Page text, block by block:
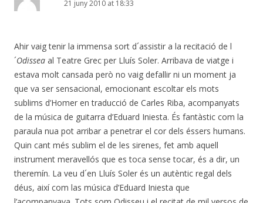
21 juny 2010 at 18:33
Ahir vaig tenir la immensa sort d´assistir a la recitació de l
´Odissea al Teatre Grec per Lluís Soler. Arribava de viatge i
estava molt cansada però no vaig defallir ni un moment ja
que va ser sensacional, emocionant escoltar els mots
sublims d’Homer en traducció de Carles Riba, acompanyats
de la música de guitarra d’Eduard Iniesta. És fantàstic com la
paraula nua pot arribar a penetrar el cor dels éssers humans.
Quin cant més sublim el de les sirenes, fet amb aquell
instrument meravellós que es toca sense tocar, és a dir, un
theremín. La veu d´en Lluís Soler és un autèntic regal dels
déus, així com las música d’Eduard Iniesta que